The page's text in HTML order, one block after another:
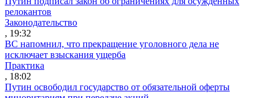
релокантов
Законодательство
, 19:32
ВС напомнил, что прекращение уголовного дела не
исключает взыскания ущерба
Практика
, 18:02
Путин освободил государство от обязательной оферты